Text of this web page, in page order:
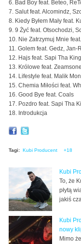
6. Bad Boy feat. Beteo,
7. Salut feat. Alcomindz,
8. Kiedy Byłem Mały feat.
9. 9 Żyć feat. Otsochodzi,
10. Nie Zatrzymuj Mnie
11. Golem feat. Gedz, Jan-
12. Hajs feat. Sapi Tha
13. Królowe feat. Zeamsone
14. Lifestyle feat. Malik
15. Chemia Miłości feat.
16. Good Bye feat. Coals
17. Pozdro feat. Sapi Tha
18. Introdukcja
Tagi: Kubi Producent +18
Kubi
To, że
płytą
jakiś
Kubi
nowy
Mimo